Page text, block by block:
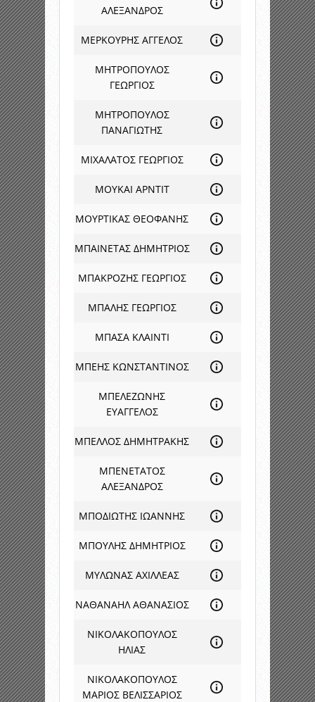
ΑΛΕΞΑΝΔΡΟΣ
ΜΕΡΚΟΥΡΗΣ ΑΓΓΕΛΟΣ
ΜΗΤΡΟΠΟΥΛΟΣ
ΓΕΩΡΓΙΟΣ
ΜΗΤΡΟΠΟΥΛΟΣ
ΠΑΝΑΓΙΩΤΗΣ
ΜΙΧΑΛΑΤΟΣ ΓΕΩΡΓΙΟΣ
ΜΟΥΚΑΙ ΑΡΝΤΙΤ
ΜΟΥΡΤΙΚΑΣ ΘΕΟΦΑΝΗΣ
ΜΠΑΙΝΕΤΑΣ ΔΗΜΗΤΡΙΟΣ
ΜΠΑΚΡΟΖΗΣ ΓΕΩΡΓΙΟΣ
ΜΠΑΛΗΣ ΓΕΩΡΓΙΟΣ
ΜΠΑΣΑ ΚΛΑΙΝΤΙ
ΜΠΕΗΣ ΚΩΝΣΤΑΝΤΙΝΟΣ
ΜΠΕΛΕΖΩΝΗΣ
ΕΥΑΓΓΕΛΟΣ
ΜΠΕΛΛΟΣ ΔΗΜΗΤΡΑΚΗΣ
ΜΠΕΝΕΤΑΤΟΣ
ΑΛΕΞΑΝΔΡΟΣ
ΜΠΟΔΙΩΤΗΣ ΙΩΑΝΝΗΣ
ΜΠΟΥΛΗΣ ΔΗΜΗΤΡΙΟΣ
ΜΥΛΩΝΑΣ ΑΧΙΛΛΕΑΣ
ΝΑΘΑΝΑΗΛ ΑΘΑΝΑΣΙΟΣ
ΝΙΚΟΛΑΚΟΠΟΥΛΟΣ
ΗΛΙΑΣ
ΝΙΚΟΛΑΚΟΠΟΥΛΟΣ
ΜΑΡΙΟΣ ΒΕΛΙΣΣΑΡΙΟΣ